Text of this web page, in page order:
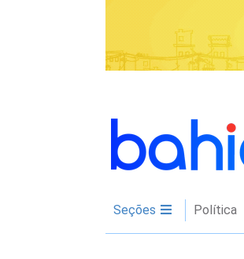
Seções Política